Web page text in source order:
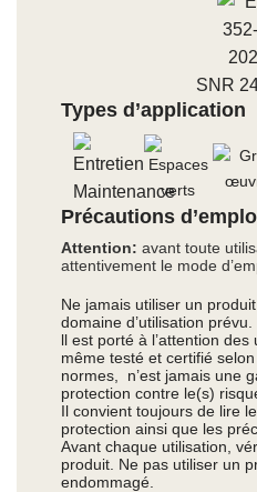
SNR
Types d’application
Précautions
Attention: avant toute
attentivement le mode
Ne jamais utiliser un
domaine d’utilisation prévu.
ll est porté à l’attention des
même testé et certifié
normes, n’est jamais une
protection contre le(s)
Il convient toujours de lire
protection ainsi que les
Avant chaque utilisation,
produit. Ne pas utiliser un
endommagé.